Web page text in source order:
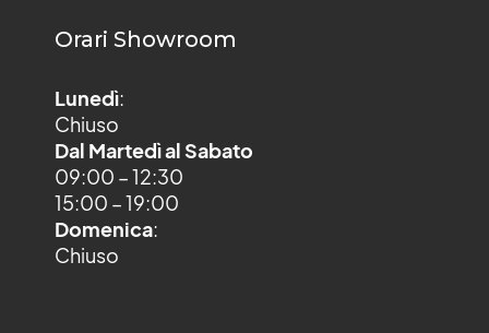
Orari Showroom
Lunedì:
Chiuso
Dal Martedì al Sabato
09:00 – 12:30
15:00 – 19:00
Domenica:
Chiuso